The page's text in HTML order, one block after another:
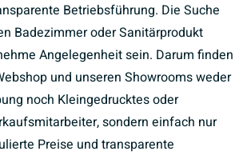
Betriebsführung. Die Suche
Badezimmer oder Sanitärprodukt
Angelegenheit sein. Darum finden
und unseren Showrooms weder
noch Kleingedrucktes oder
sondern einfach nur
Preise und transparente